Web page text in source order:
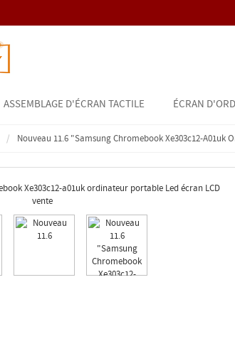
ASSEMBLAGE D'ÉCRAN TACTILE ÉCRAN
Nouveau 11.6 "Samsung Chromebook Xe303c12-A01uk